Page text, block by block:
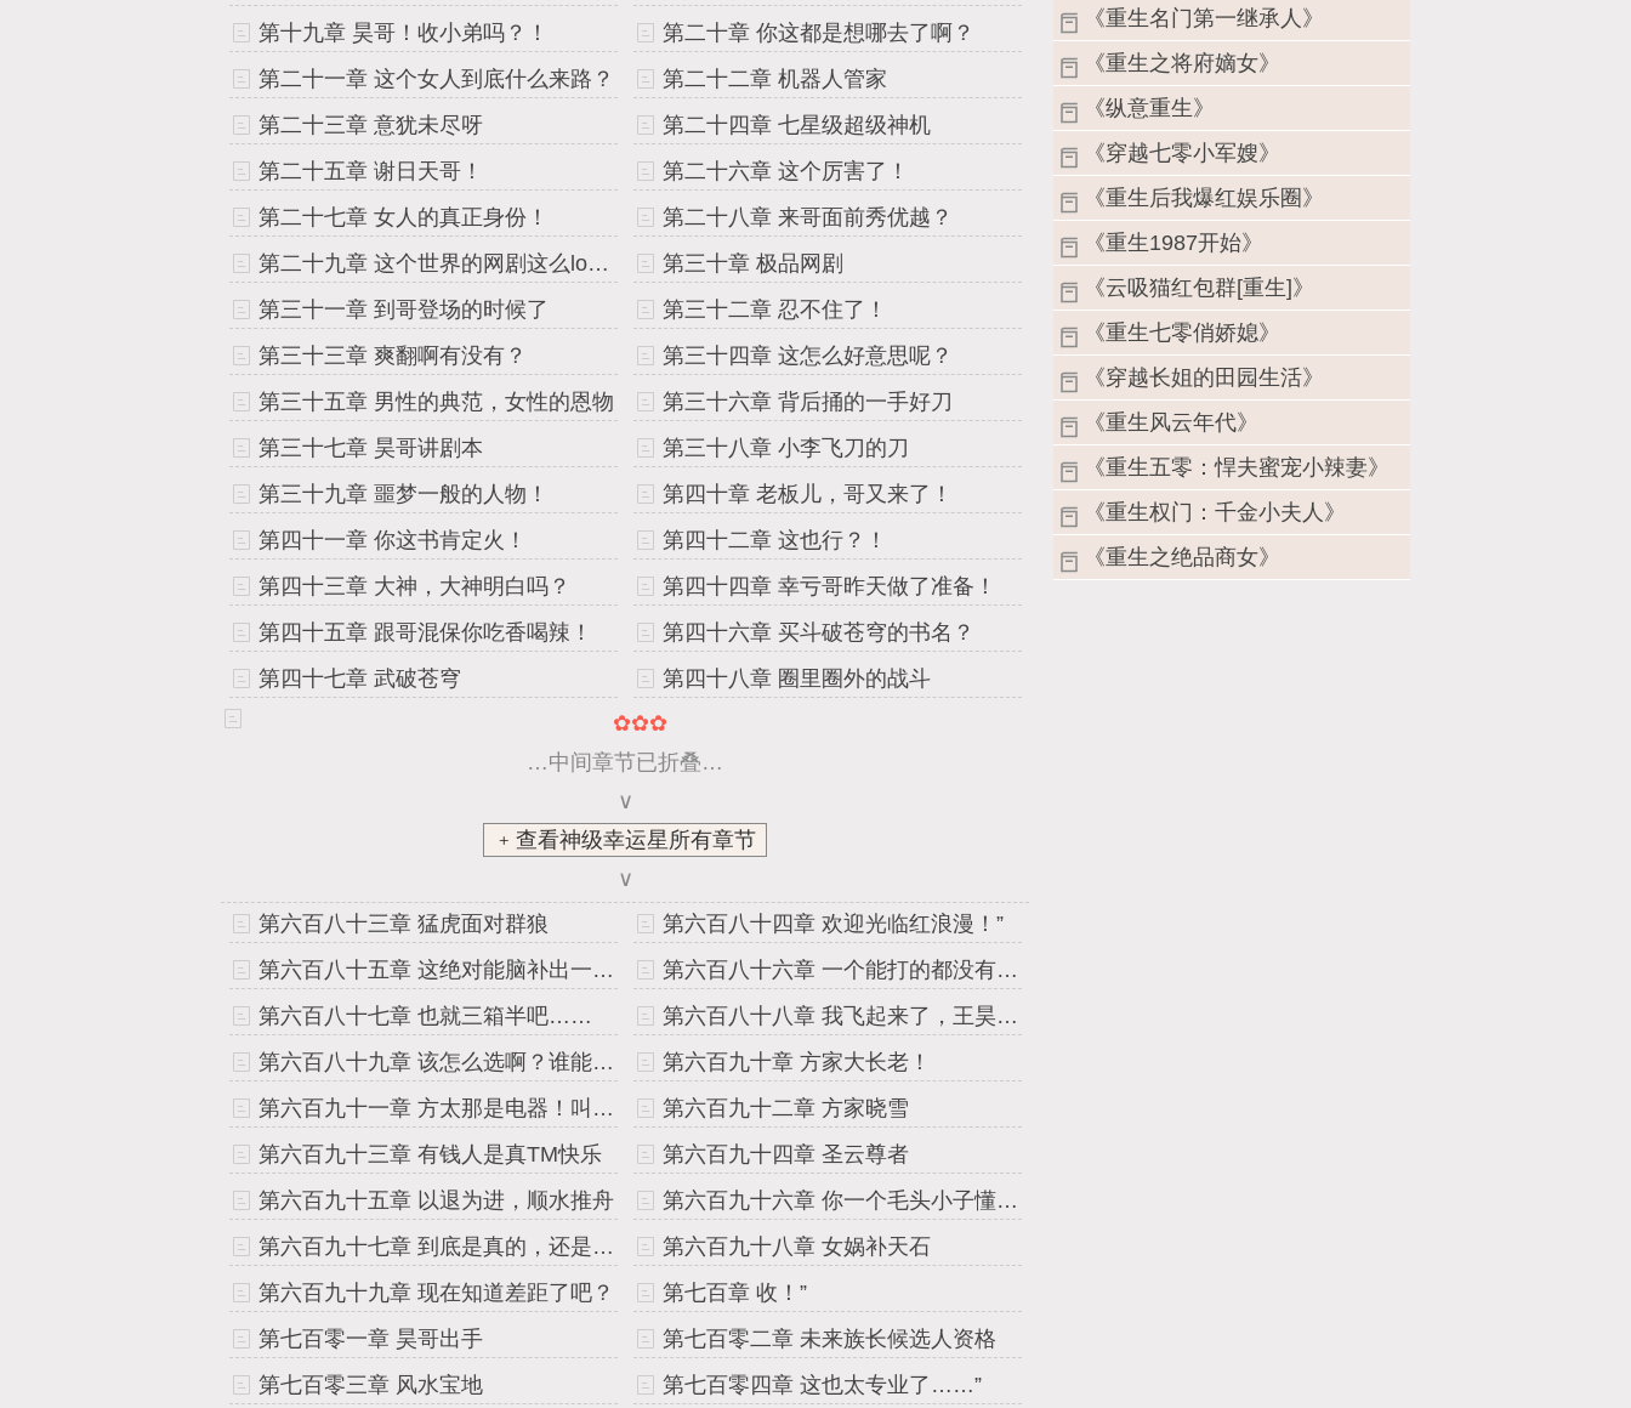
第十九章 昊哥！收小弟吗？！
第二十章 你这都是想哪去了啊？
第二十一章 这个女人到底什么来路？
第二十二章 机器人管家
第二十三章 意犹未尽呀
第二十四章 七星级超级神机
第二十五章 谢日天哥！
第二十六章 这个厉害了！
第二十七章 女人的真正身份！
第二十八章 来哥面前秀优越？
第二十九章 这个世界的网剧这么low吗？
第三十章 极品网剧
第三十一章 到哥登场的时候了
第三十二章 忍不住了！
第三十三章 爽翻啊有没有？
第三十四章 这怎么好意思呢？
第三十五章 男性的典范，女性的恩物
第三十六章 背后捅的一手好刀
第三十七章 昊哥讲剧本
第三十八章 小李飞刀的刀
第三十九章 噩梦一般的人物！
第四十章 老板儿，哥又来了！
第四十一章 你这书肯定火！
第四十二章 这也行？！
第四十三章 大神，大神明白吗？
第四十四章 幸亏哥昨天做了准备！
第四十五章 跟哥混保你吃香喝辣！
第四十六章 买斗破苍穹的书名？
第四十七章 武破苍穹
第四十八章 圈里圈外的战斗
✿✿✿
…中间章节已折叠…
∨
﹢查看神级幸运星所有章节
∨
第六百八十三章 猛虎面对群狼
第六百八十四章 欢迎光临红浪漫！”
第六百八十五章 这绝对能脑补出一出大戏啊！
第六百八十六章 一个能打的都没有！”
第六百八十七章 也就三箱半吧……
第六百八十八章 我飞起来了，王昊，我飞起来了！”
第六百八十九章 该怎么选啊？谁能告诉咱？在线等，急！
第六百九十章 方家大长老！
第六百九十一章 方太那是电器！叫我太爷爷就得了！
第六百九十二章 方家晓雪
第六百九十三章 有钱人是真TM快乐
第六百九十四章 圣云尊者
第六百九十五章 以退为进，顺水推舟
第六百九十六章 你一个毛头小子懂什么叫法器吗？
第六百九十七章 到底是真的，还是假的？！
第六百九十八章 女娲补天石
第六百九十九章 现在知道差距了吧？
第七百章 收！”
第七百零一章 昊哥出手
第七百零二章 未来族长候选人资格
第七百零三章 风水宝地
第七百零四章 这也太专业了……”
《重生名门第一继承人》
《重生之将府嫡女》
《纵意重生》
《穿越七零小军嫂》
《重生后我爆红娱乐圈》
《重生1987开始》
《云吸猫红包群[重生]》
《重生七零俏娇媳》
《穿越长姐的田园生活》
《重生风云年代》
《重生五零：悍夫蜜宠小辣妻》
《重生权门：千金小夫人》
《重生之绝品商女》